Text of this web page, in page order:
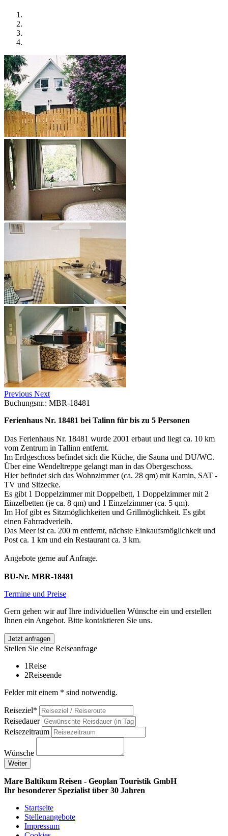
Previous Next
Buchungsnr.: MBR-18481
Ferienhaus Nr. 18481 bei Talinn für bis zu 5 Personen
Das Ferienhaus Nr. 18481 wurde 2001 erbaut und liegt ca. 10 km
vom Zentrum in Tallinn entfernt.
Im Erdgeschoss befindet sich die Küche, die Sauna und DU/WC.
Über eine Wendeltreppe gelangt man in das Obergeschoss.
Hier befindet sich das Wohnzimmer (ca. 28 qm) mit Kamin, SAT -
TV und Sitzecke.
Es gibt 1 Doppelzimmer mit Doppelbett, 1 Doppelzimmer mit 2
Einzelbetten (je ca. 8 qm) und 1 Einzelzimmer (ca. 5 qm).
Im Hof gibt es Sitzmöglichkeiten und Grillmöglichkeit. Es gibt
einen Fahrradverleih.
Das Meer ist ca. 200 m entfernt, nächste Einkaufsmöglichkeit und
Post ca. 1 km und ein Restaurant ca. 3 km.
Angebote gerne auf Anfrage.
BU-Nr. MBR-18481
Termine und Preise
Gern gehen wir auf Ihre individuellen Wünsche ein und erstellen
Ihnen ein Angebot. Bitte kontaktieren Sie uns.
Jetzt anfragen
Stellen Sie eine Reiseanfrage
1Reise
2Reiseende
Felder mit einem * sind notwendig.
Reiseziel*
Reisedauer
Reisezeitraum
Wünsche
Weiter
Mare Baltikum Reisen - Geoplan Touristik GmbH
Ihr besonderer Spezialist über 30 Jahren
Startseite
Stellenangebote
Impressum